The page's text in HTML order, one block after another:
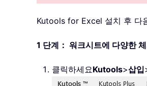
Kutools for Excel 설치 후 다
1 단계： 워크시트에 다양한
클릭하세요Kutools>삽입